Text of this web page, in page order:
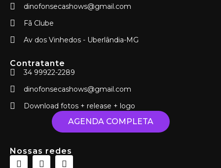
dinofonsecashows@gmail.com
Fã Clube
Av dos Vinhedos - Uberlândia-MG
Contratante
34 99922-2289
dinofonsecashows@gmail.com
Download fotos + release + logo
AGENDA COMPLETA
Nossas redes